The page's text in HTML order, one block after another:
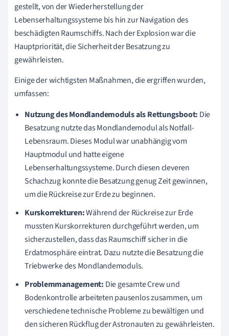
gestellt, von der Wiederherstellung der
Lebenserhaltungssysteme bis hin zur Navigation des
beschädigten Raumschiffs. Nach der Explosion war die
Hauptpriorität, die Sicherheit der Besatzung zu
gewährleisten.
Einige der wichtigsten Maßnahmen, die ergriffen wurden,
umfassen:
Nutzung des Mondlandemoduls als Rettungsboot: Die
Besatzung nutzte das Mondlandemodul als Notfall-
Lebensraum. Dieses Modul war unabhängig vom
Hauptmodul und hatte eigene
Lebenserhaltungssysteme. Durch diesen cleveren
Schachzug konnte die Besatzung genug Zeit gewinnen,
um die Rückreise zur Erde zu beginnen.
Kurskorrekturen:Während der Rückreise zur Erde
mussten Kurskorrekturen durchgeführt werden, um
sicherzustellen, dass das Raumschiff sicher in die
Erdatmosphäre eintrat. Dazu nutzte die Besatzung die
Triebwerke des Mondlandemoduls.
Problemmanagement: Die gesamte Crew und
Bodenkontrolle arbeiteten pausenlos zusammen, um
verschiedene technische Probleme zu bewältigen und
den sicheren Rückflug der Astronauten zu gewährleisten.